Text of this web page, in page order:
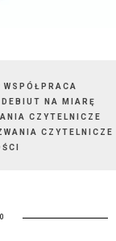
DEBIUT NA MIARĘ
CZYTELNICZE
CZYTELNICZE